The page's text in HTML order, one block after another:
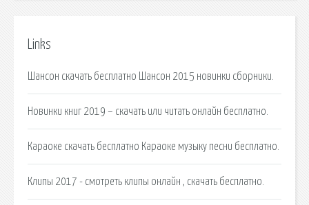
Links
Шансон скачать бесплатно Шансон 2015 новинки сборники.
Новинки книг 2019 – скачать или читать онлайн бесплатно.
Караоке скачать бесплатно Караоке музыку песни бесплатно.
Клипы 2017 - смотреть клипы онлайн , скачать бесплатно.